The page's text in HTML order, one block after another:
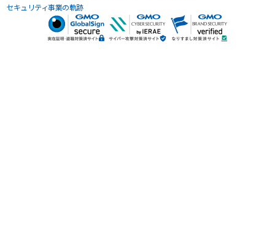
セキュリティ事業の軌跡